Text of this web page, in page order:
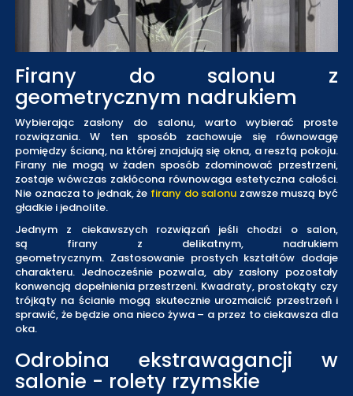
Firany do salonu z
geometrycznym nadrukiem
Wybierając zasłony do salonu, warto wybierać proste
rozwiązania. W ten sposób zachowuje się równowagę
pomiędzy ścianą, na której znajdują się okna, a resztą pokoju.
Firany nie mogą w żaden sposób zdominować przestrzeni,
zostaje wówczas zakłócona równowaga estetyczna całości.
Nie oznacza to jednak, że firany do salonu zawsze muszą być
gładkie i jednolite.
Jednym z ciekawszych rozwiązań jeśli chodzi o salon,
są firany z delikatnym, nadrukiem
geometrycznym. Zastosowanie prostych kształtów dodaje
charakteru. Jednocześnie pozwala, aby zasłony pozostały
konwencją dopełnienia przestrzeni. Kwadraty, prostokąty czy
trójkąty na ścianie mogą skutecznie urozmaicić przestrzeń i
sprawić, że będzie ona nieco żywa – a przez to ciekawsza dla
oka.
Odrobina ekstrawagancji w
salonie - rolety rzymskie